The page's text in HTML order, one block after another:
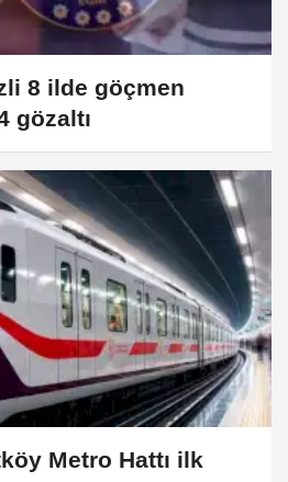
8 ilde göçmen
gözaltı
Metro Hattı ilk